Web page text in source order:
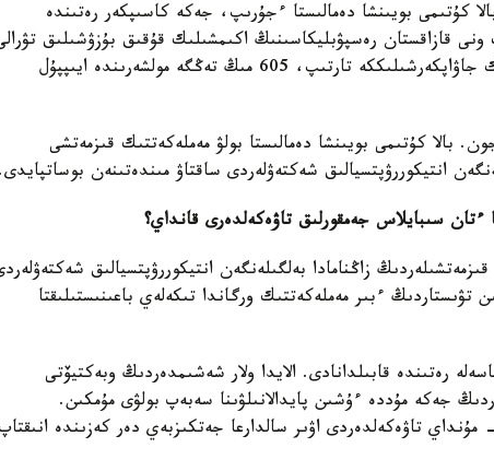
كۇتىمى بويىنشا دەمالىستا ءجۇرىپ، جەكە كاسىپكەر رەتىندە
قازاقستان رەسپۋبليكاسىنىڭ اكىمشىلىك قۇقىق بۇزۋشىلىق
كودەكسىنىڭ 154-بابى بويىنشا اكىمشىلىك جاۋاپكەرشىلىككە تارتىپ، 605 مىڭ تەڭگە مولشەرىندە ايىپپۇل
بالا كۇتىمى بويىنشا دەمالىستا بولۋ مەملەكەتتىك قىزمەتشى
انتيكوررۋپتسيالىق شەكتەۋلەردى ساقتاۋ مىندەتىنەن بوساتپايدى.
سىبايلاس جەمقورلىق تاۋەكەلدەرى قانداي؟
زاڭنامادا بەلگىلەنگەن انتيكوررۋپتسيالىق
تۋىستاردىڭ ءبىر مەملەكەتتىك ورگاندا تىكەلەي باعىنىستىلىقتا
رەتىندە قابىلدانادى. الايدا ولار شەشىمدەردىڭ وبەكتيۆتى
جەكە مۇددە ءۇشىن پايدالانىلۋىنا سەبەپ بولۋى مۇمكىن.
تاۋەكەلدەردى اۋىر سالدارعا جەتكىزبەي دەر كەزىندە